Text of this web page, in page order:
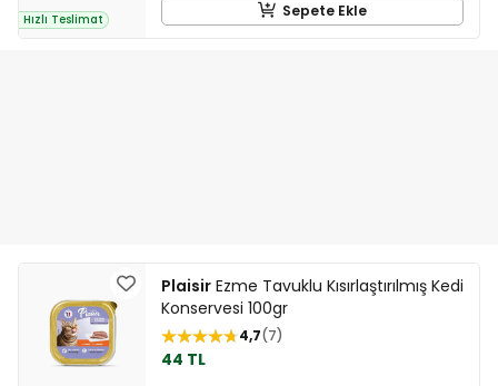
Hızlı Teslimat Sepete Ekle
Plaisir Ezme Tavuklu Kısırlaştırılmış Kedi
Konservesi 100gr
4,7 7
44 TL